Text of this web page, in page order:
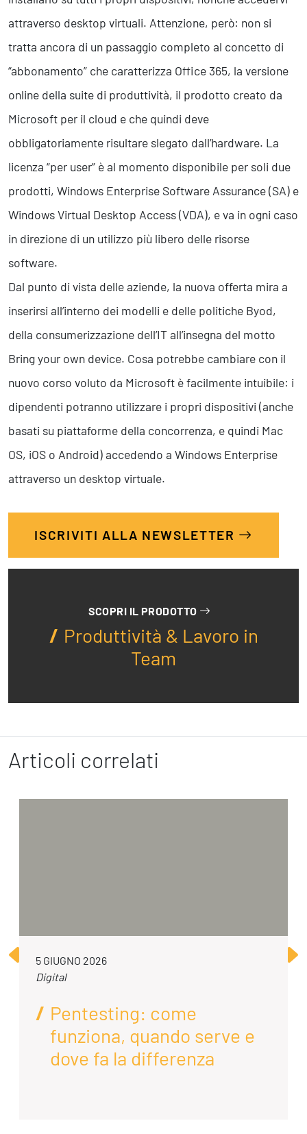
attraverso desktop virtuali. Attenzione, però: non si
tratta ancora di un passaggio completo al concetto di
“abbonamento” che caratterizza Office 365, la versione
online della suite di produttività, il prodotto creato da
Microsoft per il cloud e che quindi deve
obbligatoriamente risultare slegato dall’hardware. La
licenza “per user” è al momento disponibile per soli due
prodotti, Windows Enterprise Software Assurance (SA) e
Windows Virtual Desktop Access (VDA), e va in ogni caso
in direzione di un utilizzo più libero delle risorse
software.
Dal punto di vista delle aziende, la nuova offerta mira a
inserirsi all’interno dei modelli e delle politiche Byod,
della consumerizzazione dell’IT all’insegna del motto
Bring your own device. Cosa potrebbe cambiare con il
nuovo corso voluto da Microsoft è facilmente intuibile: i
dipendenti potranno utilizzare i propri dispositivi (anche
basati su piattaforme della concorrenza, e quindi Mac
OS, iOS o Android) accedendo a Windows Enterprise
attraverso un desktop virtuale.
ISCRIVITI ALLA NEWSLETTER
SCOPRI IL PRODOTTO
Produttività & Lavoro in
Team
Articoli correlati
5 GIUGNO 2026
Digital
Pentesting: come
funziona, quando serve e
dove fa la differenza